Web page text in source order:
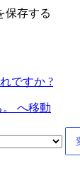
保存する
ですか ?
へ移動